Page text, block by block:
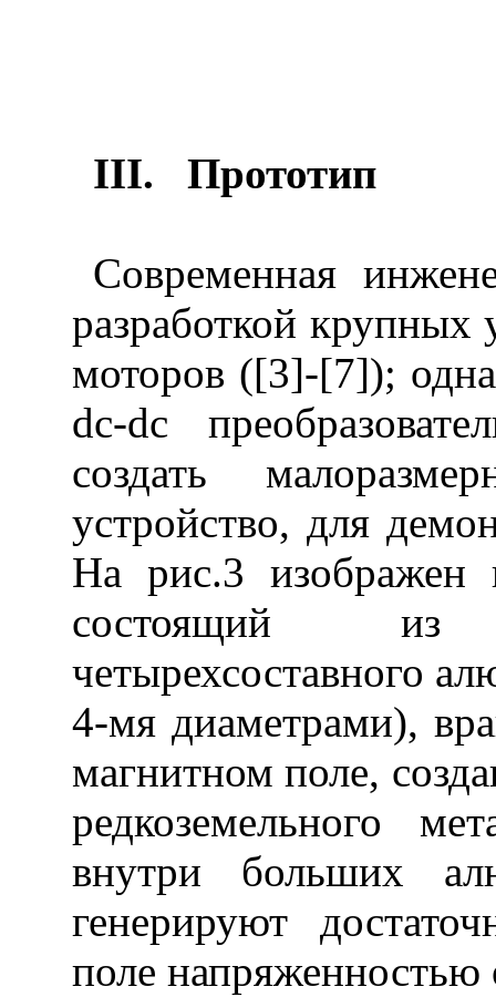
III. Прототип
Современная
разработкой крупных
моторов ([3]-[7]);
dc-dc
создать
устройство, для
На рис.3 изображен
состоящий из
четырехсоставного
4-мя диаметрами),
магнитном поле,
редкоземельного
внутри больших
генерируют
поле напряженностью